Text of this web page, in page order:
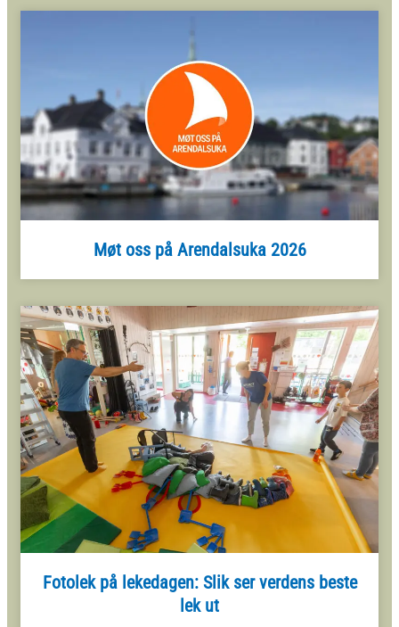
Møt oss på Arendalsuka 2026
Fotolek på lekedagen: Slik ser verdens beste
lek ut